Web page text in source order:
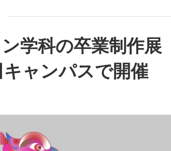
学科の卒業制作展
ャンパスで開催